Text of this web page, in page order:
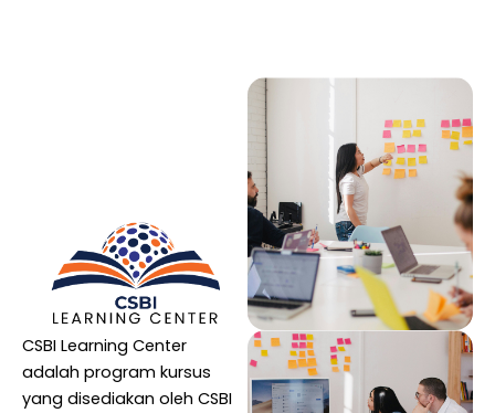
CSBI Learning Center
adalah program kursus
yang disediakan oleh CSBI